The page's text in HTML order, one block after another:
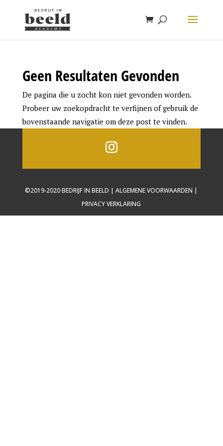
Geen Resultaten Gevonden
De pagina die u zocht kon niet gevonden worden.
Probeer uw zoekopdracht te verfijnen of gebruik de
bovenstaande navigatie om deze post te vinden.
©2019-2020 BEDRIJF IN BEELD | ALGEMENE VOORWAARDEN |
PRIVACY VERKLARING